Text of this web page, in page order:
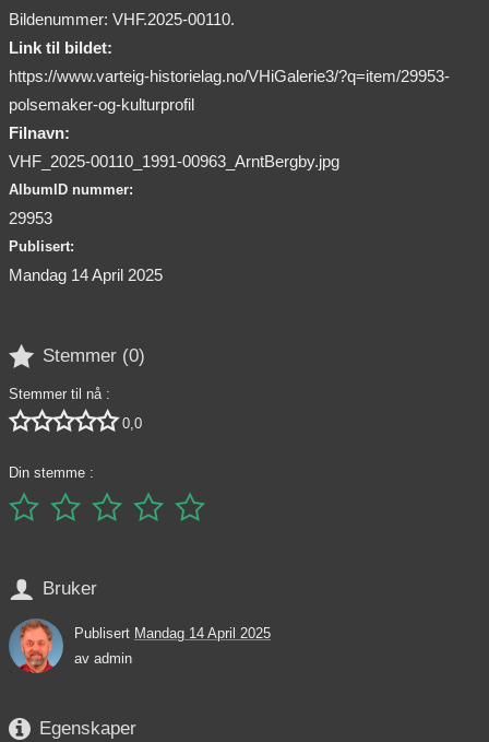
Bildenummer: VHF.2025-00110.
Link til bildet:
https://www.varteig-historielag.no/VHiGalerie3/?q=item/29953-
polsemaker-og-kulturprofil
Filnavn:
VHF_2025-00110_1991-00963_ArntBergby.jpg
AlbumID nummer:
29953
Publisert:
Mandag 14 April 2025
 Stemmer (0)
Stemmer til nå :
 0,0
Din stemme :
    
 Bruker
Publisert Mandag 14 April 2025
av admin
 Egenskaper